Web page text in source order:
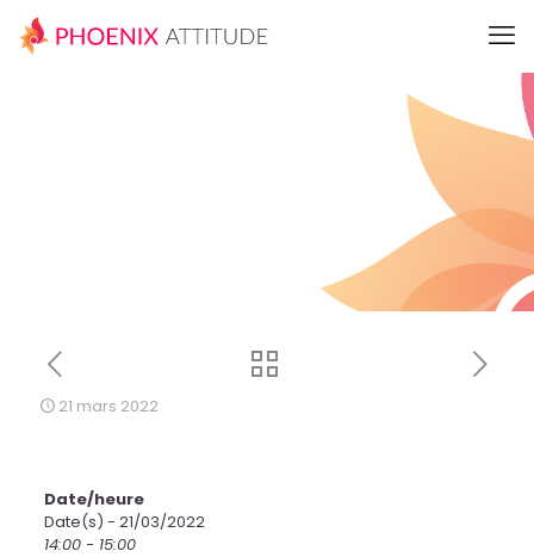
21 mars 2022
Date/heure
Date(s) - 21/03/2022
14:00 - 15:00